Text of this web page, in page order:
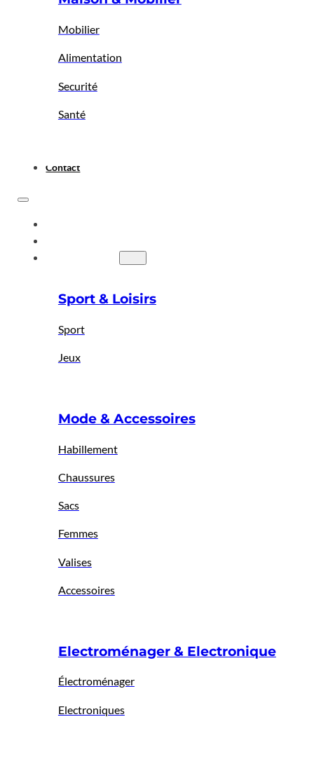
Mobilier
Alimentation
Securité
Santé
Contact
Sport & Loisirs
Sport
Jeux
Mode & Accessoires
Habillement
Chaussures
Sacs
Femmes
Valises
Accessoires
Electroménager & Electronique
Électroménager
Electroniques